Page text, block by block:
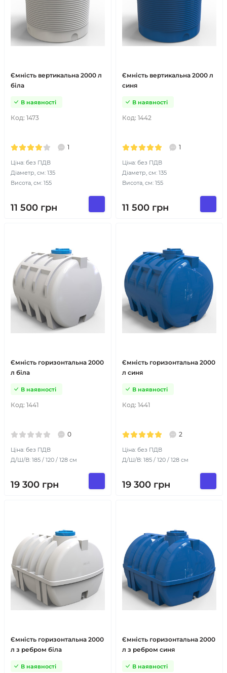
Ємність вертикальна 2000 л
біла
Код: 1473
В наявності
1
Ціна: без ПДВ
Діаметр, см: 135
Висота, см: 155
11 500 грн
Ємність вертикальна 2000 л
синя
Код: 1442
В наявності
1
Ціна: без ПДВ
Діаметр, см: 135
Висота, см: 155
11 500 грн
Ємність горизонтальна 2000
л біла
Код: 1441
В наявності
0
Ціна: без ПДВ
Д/Ш/В: 185 / 120 / 128 см
19 300 грн
Ємність горизонтальна 2000
л синя
Код: 1441
В наявності
2
Ціна: без ПДВ
Д/Ш/В: 185 / 120 / 128 см
19 300 грн
Ємність горизонтальна 2000
л з ребром біла
В наявності
Ємність горизонтальна 2000
л з ребром синя
В наявності